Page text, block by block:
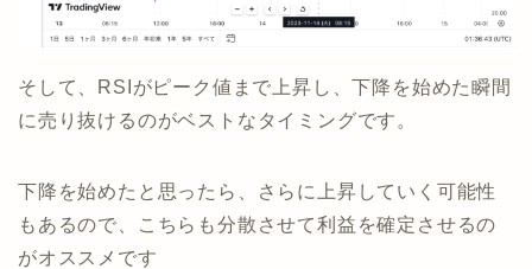
そして、RSIがピーク値まで上昇し、下降を始めた瞬間
に売り抜けるのがベストなタイミングです。
下降を始めたと思ったら、さらに上昇していく可能性
もあるので、こちらも分散させて利益を確定させるの
がオススメです